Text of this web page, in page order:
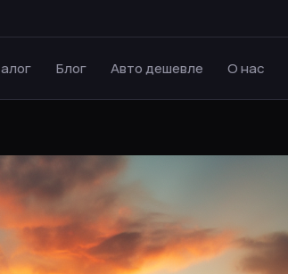
Блог Авто дешевле О нас